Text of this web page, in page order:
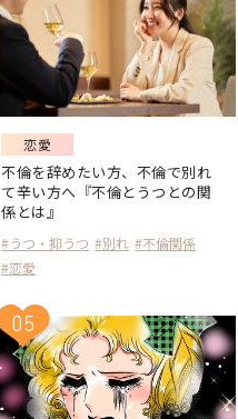
恋愛
不倫を辞めたい方、不倫で別れ
て辛い方へ『不倫とうつとの関
係とは』
#うつ・抑うつ #別れ #不倫関係
#恋愛
05